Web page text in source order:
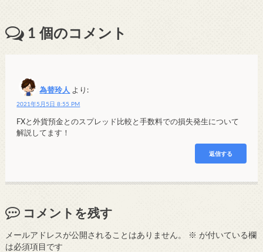
1 個のコメント
為替玲人 より:
2021年5月5日 8:55 PM
FXと外貨預金とのスプレッド比較と手数料での損失発生について
解説してます！
返信する
コメントを残す
メールアドレスが公開されることはありません。 ※ が付いている欄
は必須項目です